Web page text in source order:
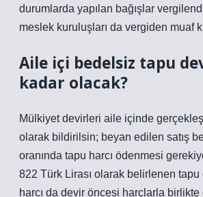
durumlarda yapılan bağışlar
meslek kuruluşları da vergiden muaf
Aile içi bedelsiz tapu
kadar olacak?
Mülkiyet devirleri aile içinde
olarak bildirilsin; beyan edilen satış
oranında tapu harcı ödenmesi
822 Türk Lirası olarak belirlenen
harcı da devir öncesi harçlarla birlikte